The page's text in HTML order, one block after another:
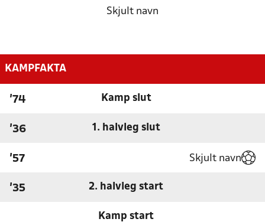
Skjult navn
KAMPFAKTA
'74 Kamp slut
'36 1. halvleg slut
'57 Skjult navn
'35 2. halvleg start
Kamp start